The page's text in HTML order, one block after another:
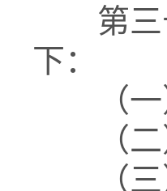
第三十
下：
（一
（二）
（三）